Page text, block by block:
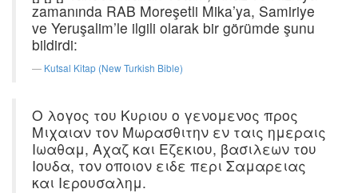
zamanında RAB Moreşetli Mika’ya, Samiriye
ve Yeruşalim’le ilgili olarak bir görümde şunu
bildirdi:
Kutsal Kitap (New Turkish Bible)
Ο λογος του Κυριου ο γενομενος προς
Μιχαιαν τον Μωρασθιτην εν ταις ημεραις
Ιωαθαμ, Αχαζ και Εζεκιου, βασιλεων του
Ιουδα, τον οποιον ειδε περι Σαμαρειας
και Ιερουσαλημ.